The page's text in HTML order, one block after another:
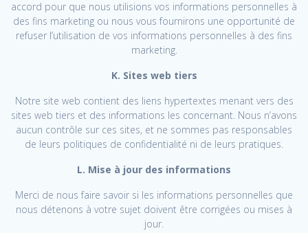
accord pour que nous utilisions vos informations personnelles à
des fins marketing ou nous vous fournirons une opportunité de
refuser l’utilisation de vos informations personnelles à des fins
marketing.
K. Sites web tiers
Notre site web contient des liens hypertextes menant vers des
sites web tiers et des informations les concernant. Nous n’avons
aucun contrôle sur ces sites, et ne sommes pas responsables
de leurs politiques de confidentialité ni de leurs pratiques.
L. Mise à jour des informations
Merci de nous faire savoir si les informations personnelles que
nous détenons à votre sujet doivent être corrigées ou mises à
jour.